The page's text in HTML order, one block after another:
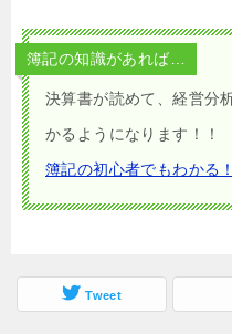
簿記の知識があれば…
決算書が読めて、経営分
かるようになります！！
簿記の初心者でもわかる
Tweet